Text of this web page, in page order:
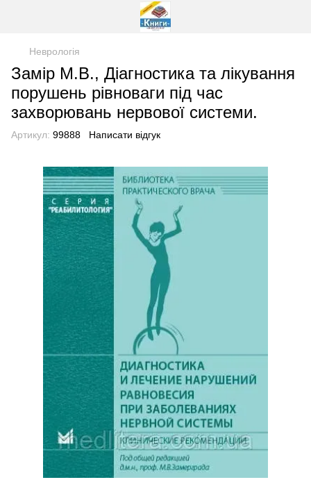
Неврологія
Замір М.В., Діагностика та лікування
порушень рівноваги під час
захворювань нервової системи.
Артикул: 99888 Написати відгук